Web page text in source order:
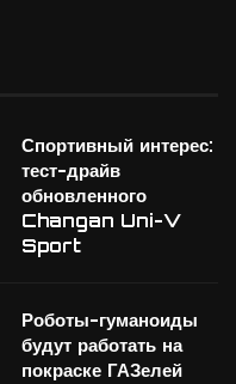
Спортивный интерес:
тест-драйв
обновленного
Changan Uni-V
Sport
Роботы-гуманоиды
будут работать на
покраске ГАЗелей